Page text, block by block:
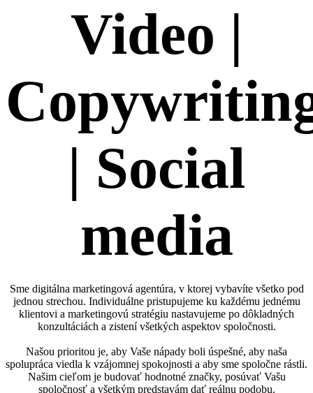
Video |
| Social
media
Sme digitálna marketingová agentúra, v ktorej vybavíte všetko pod
jednou strechou. Individuálne pristupujeme ku každému jednému
klientovi a marketingovú stratégiu nastavujeme po dôkladných
konzultáciách a zistení všetkých aspektov spoločnosti.
Našou prioritou je, aby Vaše nápady boli úspešné, aby naša
spolupráca viedla k vzájomnej spokojnosti a aby sme spoločne rástli.
Našim cieľom je budovať hodnotné značky, posúvať Vašu
spoločnosť a všetkým predstavám dať reálnu podobu.